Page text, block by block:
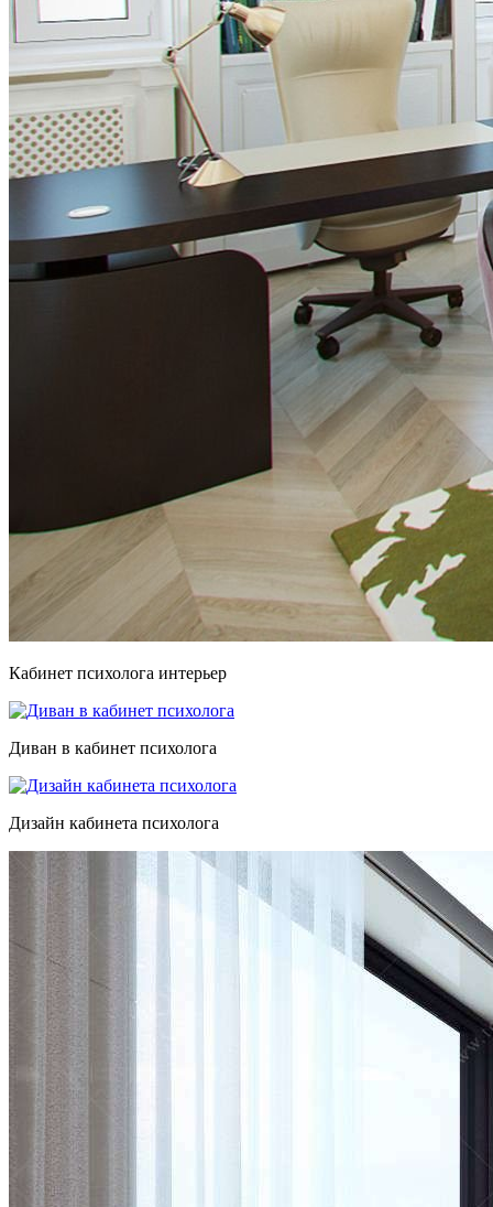
Кабинет психолога интерьер
Диван в кабинет психолога
Дизайн кабинета психолога